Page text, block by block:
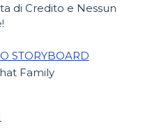
di Credito e Nessun
STORYBOARD